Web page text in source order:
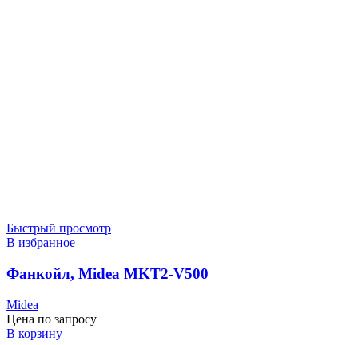
Быстрый просмотр
В избранное
Фанкойл, Midea MKT2-V500
Midea
Цена по запросу
В корзину